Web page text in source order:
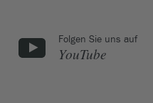
Folgen Sie uns auf
YouTube